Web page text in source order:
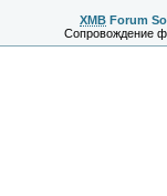
XMB Forum
Сопровождение